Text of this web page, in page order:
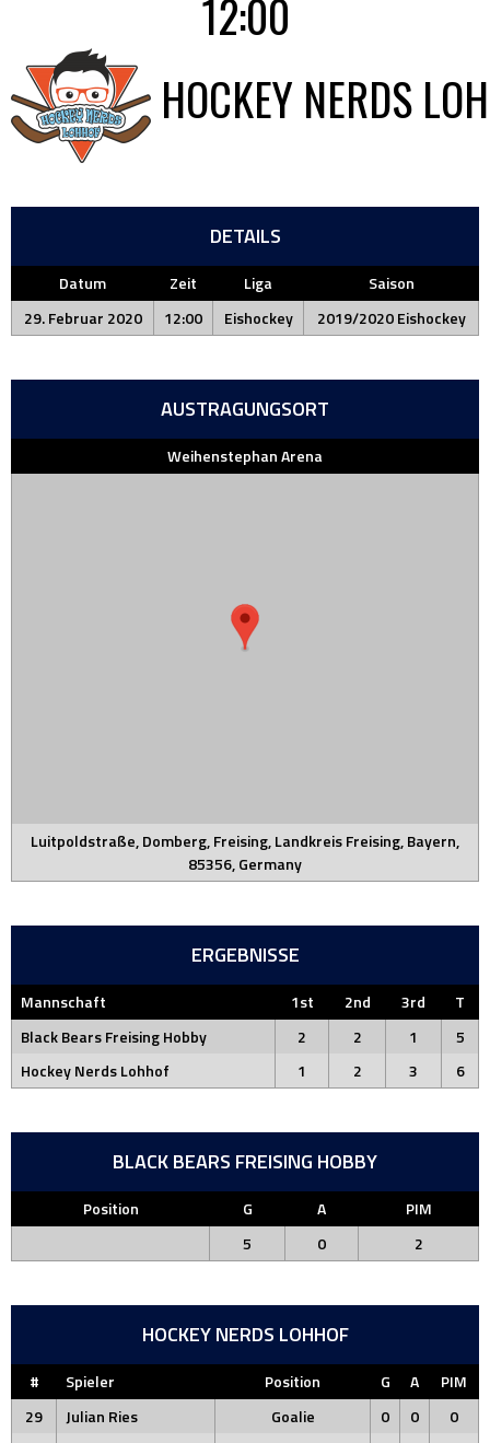
12:00
HOCKEY NERDS
DETAILS
Datum Zeit Liga
Saison
29. Februar 2020
12:00 Eishockey 2019/2020 Eishockey
AUSTRAGUNGSORT
Weihenstephan Arena
Luitpoldstraße, Domberg, Freising, Landkreis Freising, Bayern,
85356, Germany
ERGEBNISSE
Mannschaft 1st 2nd 3rd
T
Black Bears Freising Hobby
2 2 1
5
Hockey Nerds Lohhof
1 2 3 6
BLACK BEARS FREISING HOBBY
Position G A
PIM
5
0 2
HOCKEY NERDS LOHHOF
# Spieler Position G A
PIM
29
Julian Ries Goalie 0 0
0